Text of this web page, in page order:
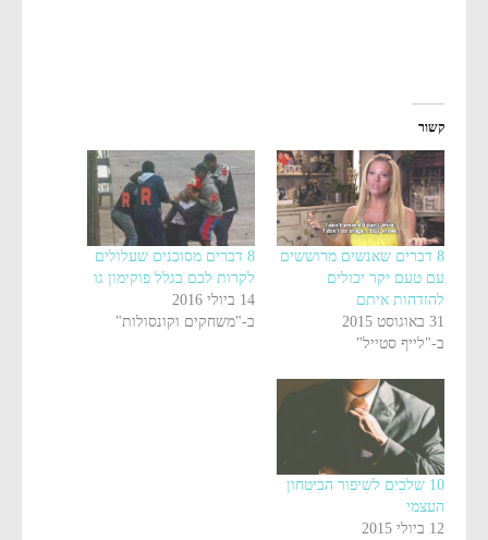
קשור
8 דברים שאנשים מרוששים
עם טעם יקר יכולים
להזדהות איתם
31 באוגוסט 2015
ב-"לייף סטייל"
8 דברים מסוכנים שעלולים
לקרות לכם בגלל פוקימון גו
14 ביולי 2016
ב-"משחקים וקונסולות"
10 שלבים לשיפור הביטחון
העצמי
12 ביולי 2015